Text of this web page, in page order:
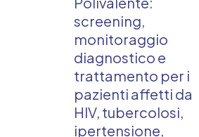
screening,
monitoraggio
diagnostico e
trattamento per i
pazienti affetti da
HIV, tubercolosi,
ipertensione,